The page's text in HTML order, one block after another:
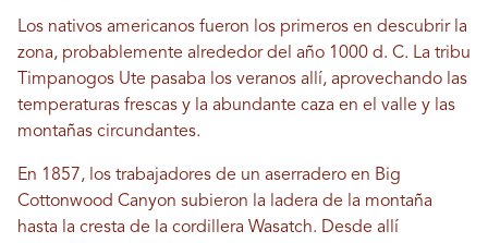
Los nativos americanos fueron los primeros en descubrir la
zona, probablemente alrededor del año 1000 d. C. La tribu
Timpanogos Ute pasaba los veranos allí, aprovechando las
temperaturas frescas y la abundante caza en el valle y las
montañas circundantes.
En 1857, los trabajadores de un aserradero en Big
Cottonwood Canyon subieron la ladera de la montaña
hasta la cresta de la cordillera Wasatch. Desde allí